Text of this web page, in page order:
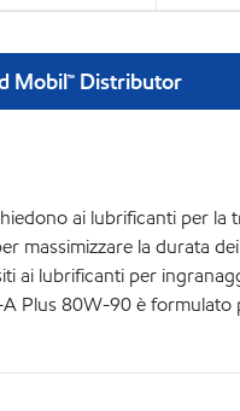
Mobil™ Distributor
ai lubrificanti per la
massimizzare la durata
ai lubrificanti per
Plus 80W-90 è